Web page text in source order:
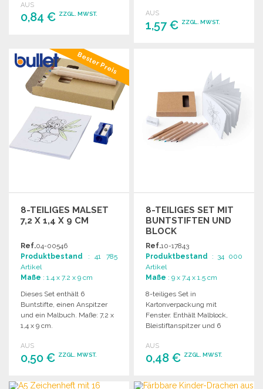
Aktivitäten.
AUS
0,84 € ZZGL. MWST.
Angebot anfordern
AUS
1,57 € ZZGL. MWST.
Bester Preis
8-TEILIGES MALSET
7,2 X 1,4 X 9 CM
Ref.04-00546
Produktbestand : 41 785
Artikel
Maße : 1.4 x 7.2 x 9 cm
Dieses Set enthält 6
Buntstifte, einen Anspitzer
und ein Malbuch. Maße: 7,2 x
1,4 x 9 cm.
AUS
0,50 € ZZGL. MWST.
BESTELLEN
8-TEILIGES SET MIT
BUNTSTIFTEN UND
BLOCK
Ref.10-17843
Produktbestand : 34 000
Artikel
Maße : 9 x 7.4 x 1.5 cm
8-teiliges Set in
Kartonverpackung mit
Fenster. Enthält Malblock,
Bleistiftanspitzer und 6
Farben.
AUS
0,48 € ZZGL. MWST.
BESTELLEN